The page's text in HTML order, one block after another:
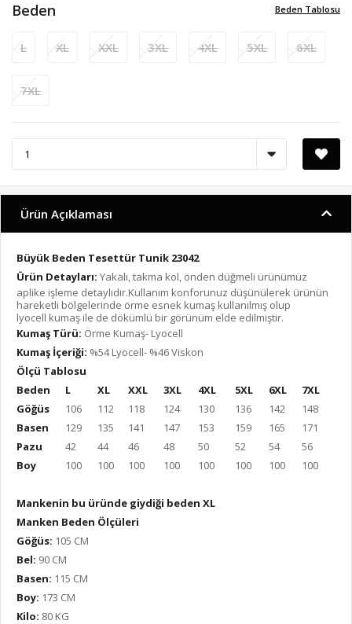
Beden Tablosu
Beden
L XL XXL 3XL 4XL 5XL 6XL
7XL
Ürün Açıklaması
Büyük Beden Tesettür Tunik 23042
Ürün Detayları: Yakalı, takma kol, önden düğmeli ürünümüz
aplike işleme detaylıdır.Kullanım konforunuz düşünülerek ürünün
hareketli bölgelerinde örme esnek kumaş kullanılmış olup
lyocell kumaş ile de dökümlü bir görünüm elde edilmiştir.
Kumaş Türü: Örme Kumaş- Lyocell
Kumaş İçeriği: %54 Lyocell- %46 Viskon
Ölçü Tablosu
Beden
L XL XXL 3XL 4XL 5XL 6XL
7XL
Göğüs
106 112 118 124 130 136 142
148
Basen
129 135 141 147 153 159 165
171
Pazu
42 44 46 48 50 52 54
56
Boy
100 100 100 100 100 100 100 100
Mankenin bu üründe giydiği beden XL
Manken Beden Ölçüleri
Göğüs: 105 CM
Bel: 90 CM
Basen: 115 CM
Boy: 173 CM
Kilo: 80 KG